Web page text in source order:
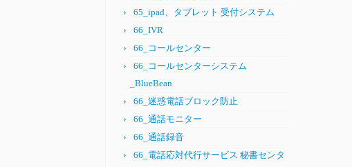
65_ipad、タブレット 受付システム
66_IVR
66_コールセンター
66_コールセンターシステム
_BlueBean
66_迷惑電話ブロック防止
66_通話モニター
66_通話録音
66_電話応対代行サービス 秘書センタ